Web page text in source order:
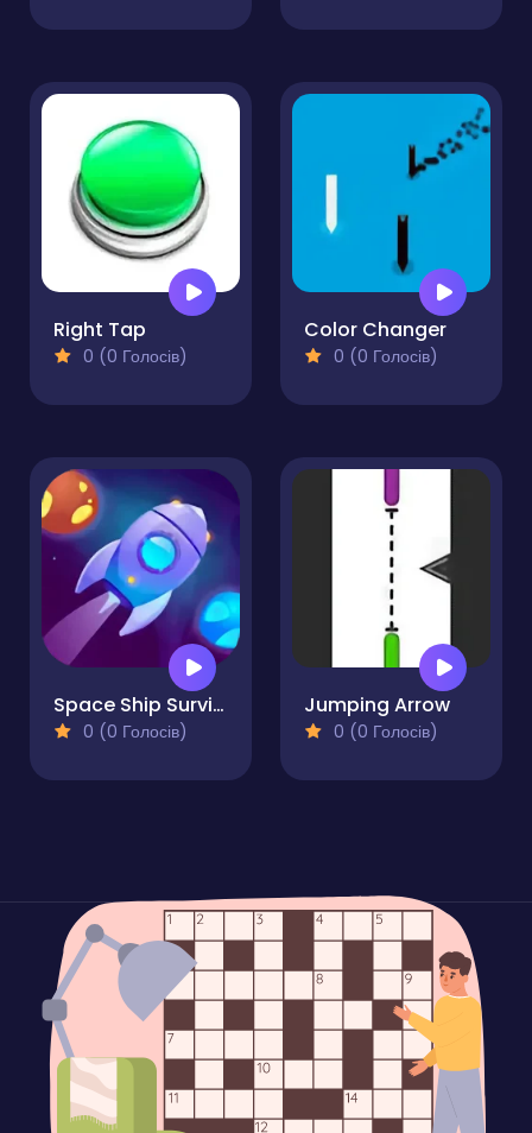
Right Tap
0 (0 Голосів)
Color Changer
0 (0 Голосів)
Space Ship Survivor
0 (0 Голосів)
Jumping Arrow
0 (0 Голосів)